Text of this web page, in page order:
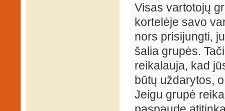
Visas vartotojų
kortelėje savo
nors prisijungti,
šalia grupės.
reikalauja, kad
būtų uždarytos,
Jeigu grupė